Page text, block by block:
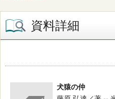
資料詳細
犬猿の仲